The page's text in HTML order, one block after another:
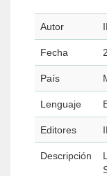
Autor
Fecha
País
Lenguaje
Editores
Descripción